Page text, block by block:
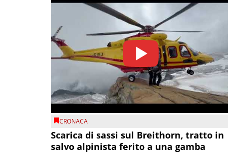
CRONACA
Scarica di sassi sul Breithorn, tratto in
salvo alpinista ferito a una gamba